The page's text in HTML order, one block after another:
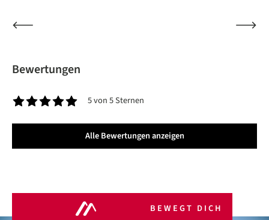
Bewertungen
5 von 5 Sternen
Alle Bewertungen anzeigen
BEWEGT DICH